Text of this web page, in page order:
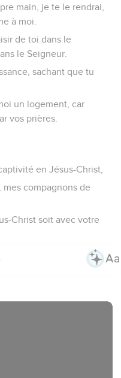
main, je te le rendrai,
à moi.
de toi dans le
le Seigneur.
sachant que tu
un logement, car
vos prières.
en Jésus-Christ,
mes compagnons de
Christ soit avec votre